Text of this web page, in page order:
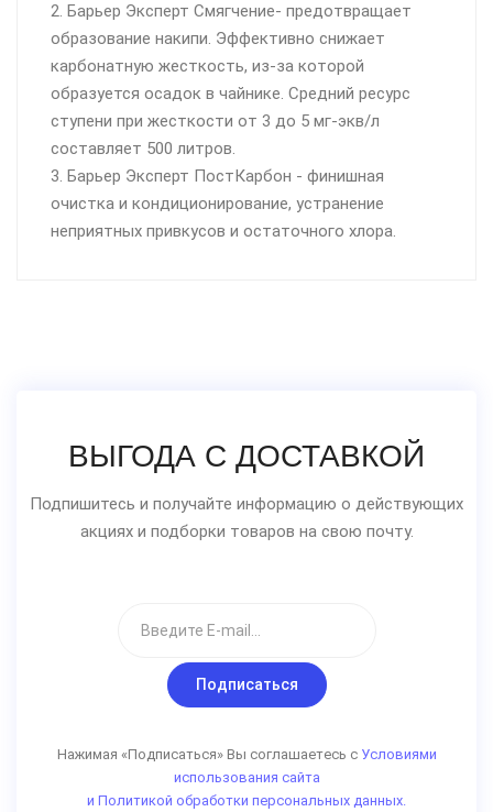
2. Барьер Эксперт Смягчение- предотвращает
образование накипи. Эффективно снижает
карбонатную жесткость, из-за которой
образуется осадок в чайнике. Средний ресурс
ступени при жесткости от 3 до 5 мг-экв/л
составляет 500 литров.
3. Барьер Эксперт ПостКарбон - финишная
очистка и кондиционирование, устранение
неприятных привкусов и остаточного хлора.
ВЫГОДА С ДОСТАВКОЙ
Подпишитесь и получайте информацию о действующих
акциях и подборки товаров на свою почту.
Подписаться
Нажимая «Подписаться» Вы соглашаетесь с Условиями
использования сайта
и Политикой обработки персональных данных.